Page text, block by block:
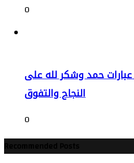
0
عبارات حمد وشكر لله على
النجاح والتفوق
0